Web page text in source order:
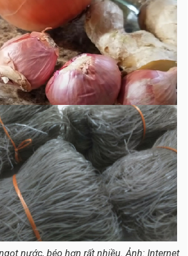
nước, béo hơn rất nhiều. Ảnh: Internet